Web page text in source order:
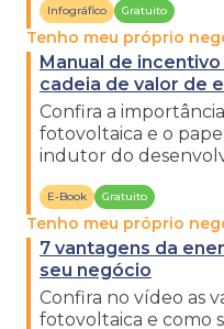
Infográfico Gratuito
Tenho meu próprio
Manual de
cadeia de valor de
Confira a
fotovoltaica e o
indutor do
E-Book Gratuito
Tenho meu próprio
7 vantagens da
seu negócio
Confira no vídeo as
fotovoltaica e como